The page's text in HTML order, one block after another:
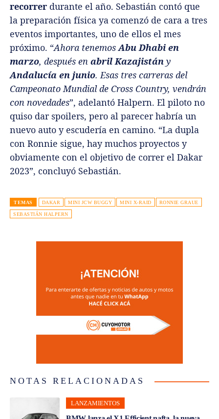
recorrer durante el año. Sebastián contó que
la preparación física ya comenzó de cara a tres
eventos importantes, uno de ellos el mes
próximo. “Ahora tenemosAbu Dhabi en
marzo, después en abril Kazajistán y
Andalucía en junio. Esas tres carreras del
Campeonato Mundial de Cross Country, vendrán
con novedades”, adelantó Halpern. El piloto no
quiso dar spoilers, pero al parecer habría un
nuevo auto y escudería en camino. “La dupla
con Ronnie sigue, hay muchos proyectos y
obviamente con el objetivo de correr el Dakar
2023”, concluyó Sebastián.
TEMAS DAKAR MINI JCW BUGGY MINI X-RAID RONNIE GRAUE
SEBASTIÁN HALPERN
NOTAS RELACIONADAS
LANZAMIENTOS